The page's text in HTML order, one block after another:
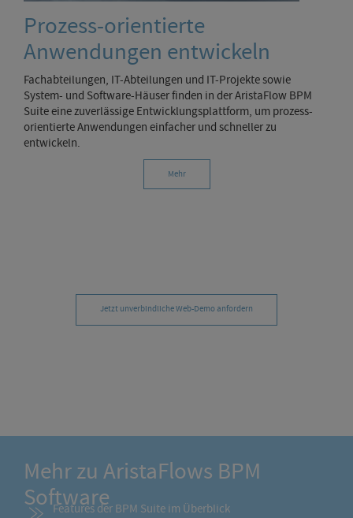
Prozess-orientierte
Anwendungen entwickeln
Fachabteilungen, IT-Abteilungen und IT-Projekte sowie
System- und Software-Häuser finden in der AristaFlow BPM
Suite eine zuverlässige Entwicklungsplattform, um prozess-
orientierte Anwendungen einfacher und schneller zu
entwickeln.
Mehr
Jetzt unverbindliche Web-Demo anfordern
Mehr zu AristaFlows BPM
Software
Features der BPM Suite im Überblick